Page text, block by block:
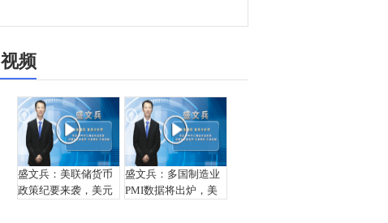
视频
盛文兵：美联储货币
政策纪要来袭，美元
盛文兵：多国制造业
PMI数据将出炉，美